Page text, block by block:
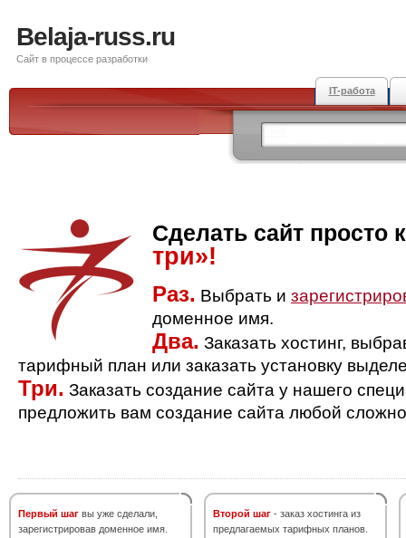
Belaja-russ.ru
Сайт в процессе разработки
IT-работа
Сделать сайт просто
три»!
Раз. Выбрать и
доменное имя.
Два. Заказать хостинг,
тарифный план или заказать установку
Три. Заказать создание сайта у нашего
предложить вам создание сайта любой
Первый шаг вы уже сделали,
зарегистрировав доменное имя.
Второй шаг - заказ хостинга из
предлагаемых тарифных планов.